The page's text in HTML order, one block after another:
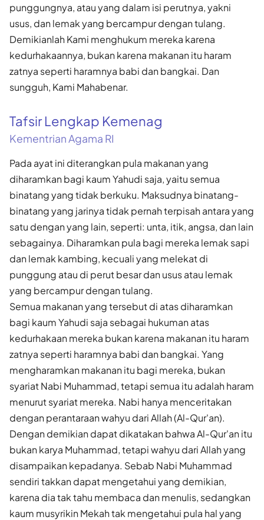
punggungnya, atau yang dalam isi perutnya, yakni
usus, dan lemak yang bercampur dengan tulang.
Demikianlah Kami menghukum mereka karena
kedurhakaannya, bukan karena makanan itu haram
zatnya seperti haramnya babi dan bangkai. Dan
sungguh, Kami Mahabenar.
Tafsir Lengkap Kemenag
Kementrian Agama RI
Pada ayat ini diterangkan pula makanan yang
diharamkan bagi kaum Yahudi saja, yaitu semua
binatang yang tidak berkuku. Maksudnya binatang-
binatang yang jarinya tidak pernah terpisah antara yang
satu dengan yang lain, seperti: unta, itik, angsa, dan lain
sebagainya. Diharamkan pula bagi mereka lemak sapi
dan lemak kambing, kecuali yang melekat di
punggung atau di perut besar dan usus atau lemak
yang bercampur dengan tulang.
Semua makanan yang tersebut di atas diharamkan
bagi kaum Yahudi saja sebagai hukuman atas
kedurhakaan mereka bukan karena makanan itu haram
zatnya seperti haramnya babi dan bangkai. Yang
mengharamkan makanan itu bagi mereka, bukan
syariat Nabi Muhammad, tetapi semua itu adalah haram
menurut syariat mereka. Nabi hanya menceritakan
dengan perantaraan wahyu dari Allah (Al-Qur'an).
Dengan demikian dapat dikatakan bahwa Al-Qur'an itu
bukan karya Muhammad, tetapi wahyu dari Allah yang
disampaikan kepadanya. Sebab Nabi Muhammad
sendiri takkan dapat mengetahui yang demikian,
karena dia tak tahu membaca dan menulis, sedangkan
kaum musyrikin Mekah tak mengetahui pula hal yang